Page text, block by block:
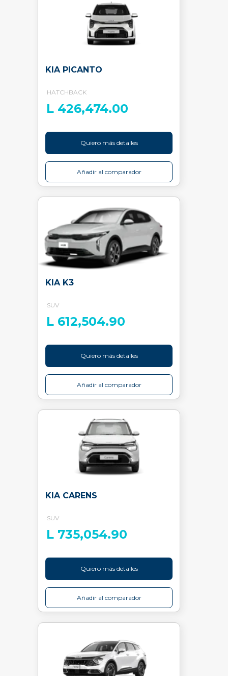
KIA PICANTO
HATCHBACK
L 426,474.00
Quiero más detalles
Añadir al comparador
KIA K3
SUV
L 612,504.90
Quiero más detalles
Añadir al comparador
KIA CARENS
SUV
L 735,054.90
Quiero más detalles
Añadir al comparador